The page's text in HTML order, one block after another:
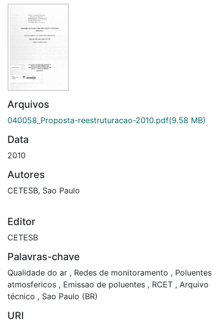
Arquivos
040058_Proposta-reestruturacao-2010.pdf(9.58 MB)
Data
2010
Autores
CETESB, Sao Paulo
Editor
CETESB
Palavras-chave
Qualidade do ar , Redes de monitoramento , Poluentes
atmosfericos , Emissao de poluentes , RCET , Arquivo
técnico , Sao Paulo (BR)
URI